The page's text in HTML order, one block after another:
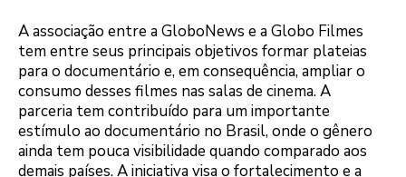
A associação entre a GloboNews e a Globo Filmes
tem entre seus principais objetivos formar plateias
para o documentário e, em consequência, ampliar o
consumo desses filmes nas salas de cinema. A
parceria tem contribuído para um importante
estímulo ao documentário no Brasil, onde o gênero
ainda tem pouca visibilidade quando comparado aos
demais países. A iniciativa visa o fortalecimento e a